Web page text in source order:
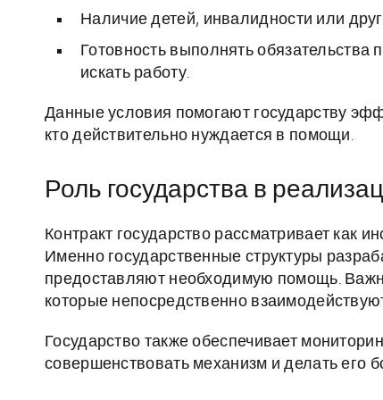
Наличие детей, инвалидности или
Готовность выполнять обязательства
искать работу.
Данные условия помогают государству
кто действительно нуждается в помощи.
Роль государства в
Контракт государство рассматривает как
Именно государственные структуры
предоставляют необходимую помощь.
которые непосредственно
Государство также обеспечивает
совершенствовать механизм и делать его